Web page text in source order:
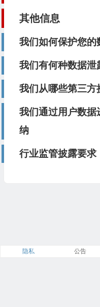
其他信息
我们如何保护您的
我们有何种数据泄
我们从哪些第三方
我们通过用户数据
纳
行业监管披露要求
隐私 公告